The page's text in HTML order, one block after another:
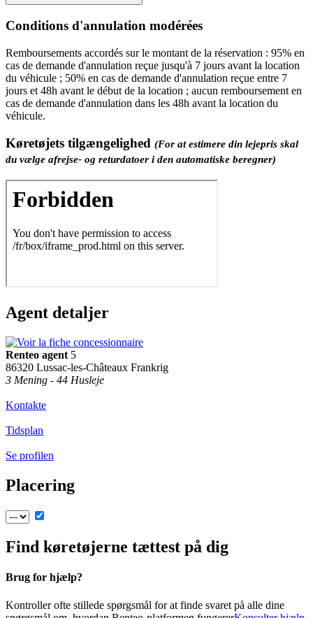
Conditions d'annulation modérées
Remboursements accordés sur le montant de la réservation : 95% en
cas de demande d'annulation reçue jusqu'à 7 jours avant la location
du véhicule ; 50% en cas de demande d'annulation reçue entre 7
jours et 48h avant le début de la location ; aucun remboursement en
cas de demande d'annulation dans les 48h avant la location du
véhicule.
Køretøjets tilgængelighed (For at estimere din lejepris skal
du vælge afrejse- og returdatoer i den automatiske beregner)
Agent detaljer
Renteo agent 5
86320 Lussac-les-Châteaux Frankrig
3 Mening - 44 Husleje
Kontakte
Tidsplan
Se profilen
Placering
Find køretøjerne tættest på dig
Brug for hjælp?
Kontroller ofte stillede spørgsmål for at finde svaret på alle dine